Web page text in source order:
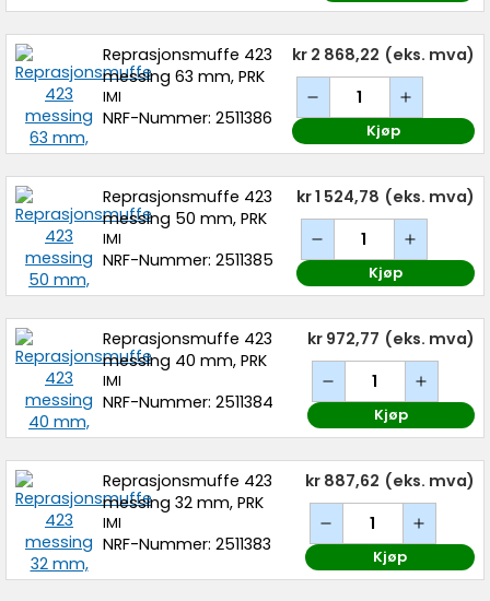
Reprasjonsmuffe 423
messing 63 mm, PRK
IMI
NRF-Nummer: 2511386
kr 2 868,22 (eks. mva)
Kjøp
Reprasjonsmuffe 423
messing 50 mm, PRK
IMI
NRF-Nummer: 2511385
kr 1 524,78 (eks. mva)
Kjøp
Reprasjonsmuffe 423
messing 40 mm, PRK
IMI
NRF-Nummer: 2511384
kr 972,77 (eks. mva)
Kjøp
Reprasjonsmuffe 423
messing 32 mm, PRK
IMI
NRF-Nummer: 2511383
kr 887,62 (eks. mva)
Kjøp